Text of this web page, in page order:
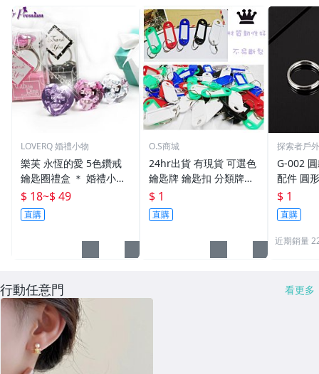
LOVERQ 婚禮小物
樂芙 永恆的愛 5色鑽戒
鑰匙圈禮盒 ＊ 婚禮小物
二次進場 工商禮贈品 戒
指鑰匙圈 鑽石鑰匙扣 大
鑽戒 送客禮 活動贈品
$ 18~$ 49
直購
O.S商城
24hr出貨 有現貨 可選色
鑰匙牌 鑰匙扣 分類牌鎖
匙 分類牌 塑膠鑰匙牌 鑰
匙扣 號碼牌 分類牌 標記
鑰匙吊牌 掛牌
$ 1
直購
探索者戶
G-002
配件 圓
鑰匙圈
單個鑰
$ 1
直購
近期銷量
行動任意門 看更多